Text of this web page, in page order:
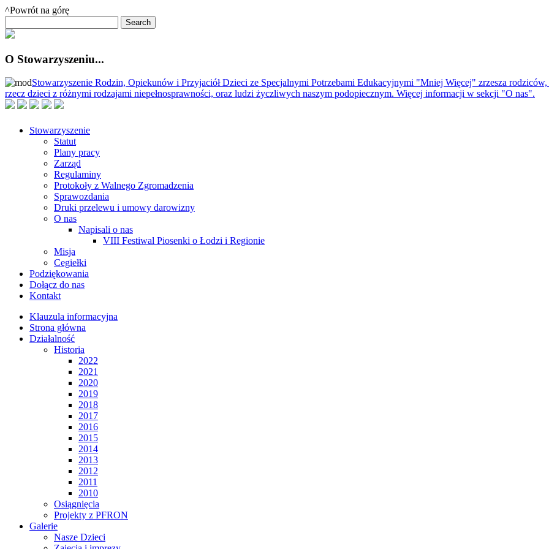
^Powrót na górę
O Stowarzyszeniu...
Stowarzyszenie Rodzin, Opiekunów i Przyjaciół Dzieci ze Specjalnymi Potrzebami Edukacyjnymi "Mniej Więcej" zrzesza
rzecz dzieci z różnymi rodzajami niepełnosprawności, oraz ludzi życzliwych naszym podopiecznym. Więcej informacji w sekcji "O nas".
Stowarzyszenie
Statut
Plany pracy
Zarząd
Regulaminy
Protokoły z Walnego Zgromadzenia
Sprawozdania
Druki przelewu i umowy darowizny
O nas
Napisali o nas
VIII Festiwal Piosenki o Łodzi i Regionie
Misja
Cegiełki
Podziękowania
Dołącz do nas
Kontakt
Klauzula informacyjna
Strona główna
Działalność
Historia
2022
2021
2020
2019
2018
2017
2016
2015
2014
2013
2012
2011
2010
Osiągnięcia
Projekty z PFRON
Galerie
Nasze Dzieci